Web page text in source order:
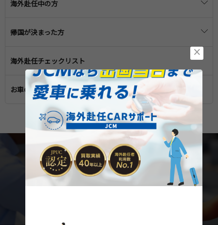
渡航前の医療
車の保管・売却
住宅の手続き
引っ越しの準備
子どもの教育
赴任先での生活や文化
海外赴任中の方
赴任先での生活
一時帰国の準備
一時帰国中の学校・医療
帰国が決まった方
日本への帰国準備
帰国後に必要な手続き・届け出
帰国の引っ越し準備
帰国後の子供の教育
帰国後の医療
帰国後の生活
帰国後の住宅
海外赴任チェックリスト
お車の売却はこちら
業界初！海外赴任専門の車買取サービス
JCMなら出国当日まで愛車に乗れる！
ご自宅や職場まで伺う「オーダーメイド査定」
業界最長クラスの「長期価格保証」
×